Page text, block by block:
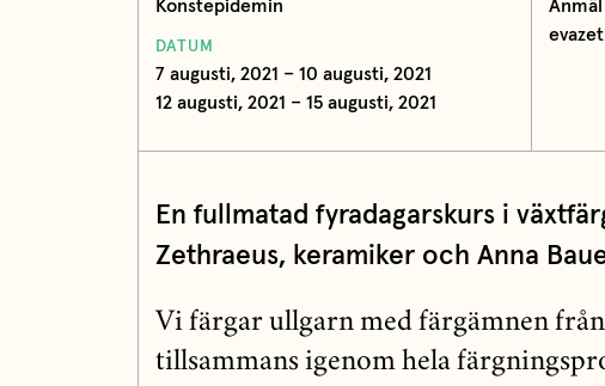
Konstepidemin
DATUM
7 augusti, 2021 – 10 augusti, 2021
12 augusti, 2021 – 15 augusti, 2021
En fullmatad fyradagarskurs i
Zethraeus, keramiker och Anna
Vi färgar ullgarn med färgämnen
tillsammans igenom hela